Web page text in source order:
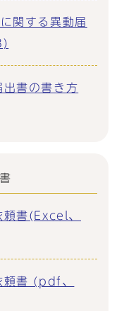
関する異動届
書の書き方
頼書(Excel、
頼書 (pdf、